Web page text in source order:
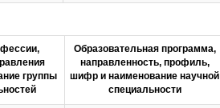
группы
Образовательная программа,
направленность, профиль,
шифр и наименование научной
специальности